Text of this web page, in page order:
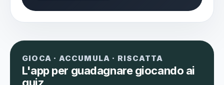
GIOCA · ACCUMULA · RISCATTA
L'app per guadagnare giocando ai